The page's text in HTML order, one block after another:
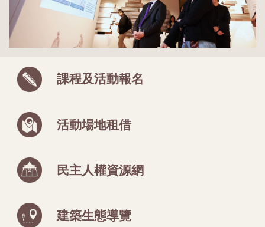
課程及活動報名
活動場地租借
民主人權資源網
建築生態導覽